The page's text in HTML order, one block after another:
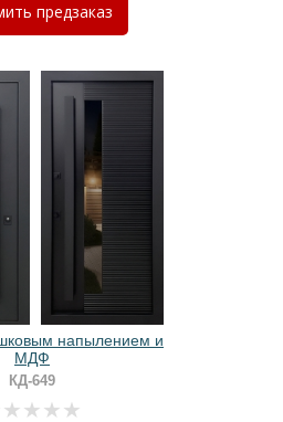
предзаказ
напылением и
МДФ
КД-649